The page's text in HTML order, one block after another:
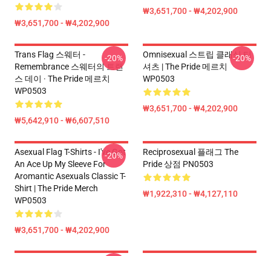
₩3,651,700 - ₩4,202,900
₩3,651,700 - ₩4,202,900
Trans Flag 스웨터 -
Remembrance 스웨터의 트랜
스 데이 · The Pride 메르치
WP0503
₩5,642,910 - ₩6,607,510
-20%
Omnisexual 스트립 클래식 티
셔츠 | The Pride 메르치
WP0503
₩3,651,700 - ₩4,202,900
-20%
Asexual Flag T-Shirts - I've Got
An Ace Up My Sleeve For
Aromantic Asexuals Classic T-
Shirt | The Pride Merch
WP0503
₩3,651,700 - ₩4,202,900
-20%
Reciprosexual 플래그 The
Pride 상점 PN0503
₩1,922,310 - ₩4,127,110